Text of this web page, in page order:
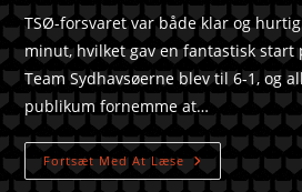
TSØ-forsvaret var både klar og
minut, hvilket gav en fantastisk start
Team Sydhavsøerne blev til 6-1, og
publikum fornemme at…
Fortsæt Med At Læse